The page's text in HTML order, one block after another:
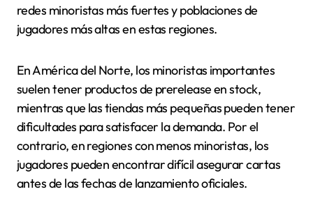
redes minoristas más fuertes y poblaciones de
jugadores más altas en estas regiones.
En América del Norte, los minoristas importantes
suelen tener productos de prerelease en stock,
mientras que las tiendas más pequeñas pueden tener
dificultades para satisfacer la demanda. Por el
contrario, en regiones con menos minoristas, los
jugadores pueden encontrar difícil asegurar cartas
antes de las fechas de lanzamiento oficiales.